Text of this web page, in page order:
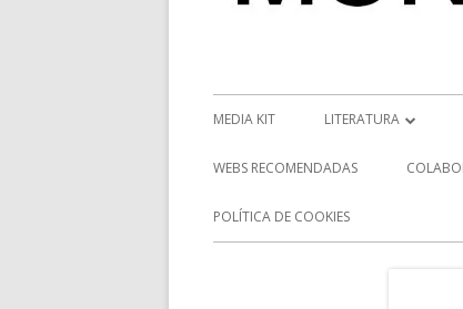
Menú
principal
MEDIA KIT LITERATURA
RESEÑAS
NOVEDADES
WEBS RECOMENDADAS
POLÍTICA DE COOKIES